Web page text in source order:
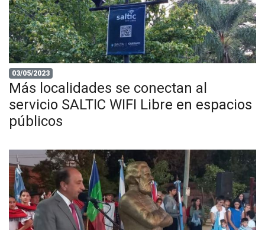
03/05/2023
Más localidades se conectan al
servicio SALTIC WIFI Libre en espacios
públicos